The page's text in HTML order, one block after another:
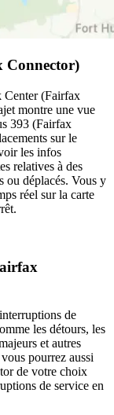
Connector)
Center (Fairfax
montre une vue
393 (Fairfax
sur le
les infos
relatives à des
ou déplacés. Vous y
réel sur la carte
de
les détours, les
et autres
vous pourrez aussi
de votre choix
de service en